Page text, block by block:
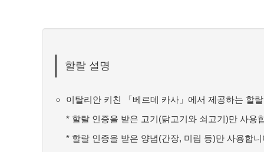
할랄 설명
이탈리안 키친 「베르데 카사」에서 제공하는 할
* 할랄 인증을 받은 고기(닭고기와 쇠고기)만 사용
* 할랄 인증을 받은 양념(간장, 미림 등)만 사용합니